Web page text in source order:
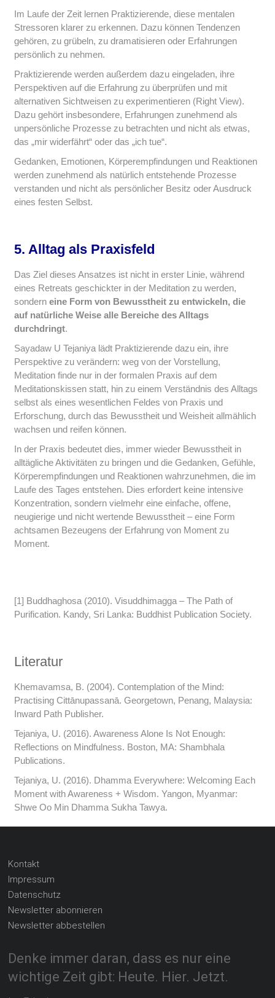
Im Laufe der Zeit lernen Praktizierende, diese mentalen
Stressoren klarer zu erkennen. Dazu können Tendenzen
gehören, zu grübeln, zu dramatisieren oder Erfahrungen
persönlich zu nehmen.
Praktizierende werden außerdem dazu eingeladen, ihre
Perspektiven auf die Erfahrung zu überprüfen und mit
alternativen Sichtweisen zu experimentieren (Right View).
Dazu gehört insbesondere, Erfahrungen zunehmend als
unpersönliche Prozesse zu betrachten und nicht als etwas,
das „mir widerfährt“ oder das „ich tue“.
Gedanken, Emotionen, Körperempfindungen und Reaktionen
werden zunehmend als natürlich entstehende Prozesse
verstanden und nicht als persönlicher Besitz oder Ausdruck
eines festen Selbst.
5. Alltag als Praxisfeld
Das Ziel dieses Ansatzes ist nicht in erster Linie, während
eines Retreats geschickter in der Meditation zu werden,
sonderneine Form von Bewusstheit zu entwickeln, die
auf natürliche Weise alle Bereiche des Alltags
durchdringt.
Sayadaw U Tejaniya lädt Praktizierende dazu ein, ihre
Perspektive zu verändern: weg von der Vorstellung,
Meditation finde nur in der formalen Praxis auf dem
Meditationskissen statt, hin zu einem Verständnis des Alltags
selbst als eines wesentlichen Feldes von Praxis und
Erforschung, durch das Bewusstheit und Weisheit allmählich
wachsen und reifen können.
In der Praxis bedeutet dies, immer wieder Bewusstheit in
alltägliche Aktivitäten zu bringen und die Gedanken, Gefühle,
Körperempfindungen und Reaktionen wahrzunehmen, die im
Laufe des Tages entstehen. Dies erfordert keine intensive
Konzentration, sondern vielmehr eine einfache, offene,
neugierige und nicht wertende Bewusstheit – eine Form
achtsamen Bezeugens der Erfahrung von Moment zu
Moment.
[1] Buddhaghosa (2010). Visuddhimagga – The Path of
Purification. Kandy, Sri Lanka: Buddhist Publication Society.
Literatur
Khemavamsa, B. (2004). Contemplation of the Mind:
Practising Cittānupassanā. Georgetown, Penang, Malaysia:
Inward Path Publisher.
Tejaniya, U. (2016). Awareness Alone Is Not Enough:
Reflections on Mindfulness. Boston, MA: Shambhala
Publications.
Tejaniya, U. (2016). Dhamma Everywhere: Welcoming Each
Moment with Awareness + Wisdom. Yangon, Myanmar:
Shwe Oo Min Dhamma Sukha Tawya.
Kontakt
Impressum
Datenschutz
Newsletter abonnieren
Newsletter abbestellen
Denke immer daran, dass es nur eine
wichtige Zeit gibt: Heute. Hier. Jetzt.